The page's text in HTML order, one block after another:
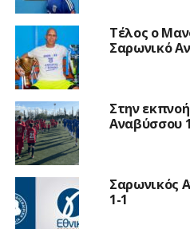
Τέλος ο
Σαρωνικό
Στην
Αναβύσσου
Σαρωνικός
1-1